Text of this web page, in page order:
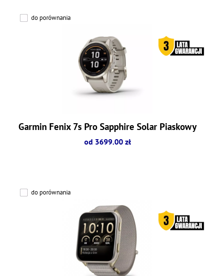
do porównania
Garmin Fenix 7s Pro Sapphire Solar Piaskowy
od 3699.00 zł
do porównania